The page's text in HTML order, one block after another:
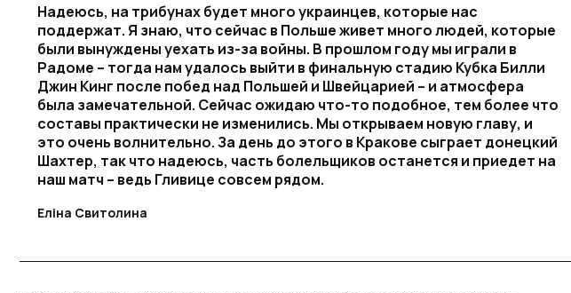
Надеюсь, на трибунах будет много украинцев, которые нас
поддержат. Я знаю, что сейчас в Польше живет много людей, которые
были вынуждены уехать из-за войны. В прошлом году мы играли в
Радоме – тогда нам удалось выйти в финальную стадию Кубка Билли
Джин Кинг после побед над Польшей и Швейцарией – и атмосфера
была замечательной. Сейчас ожидаю что-то подобное, тем более что
составы практически не изменились. Мы открываем новую главу, и
это очень волнительно. За день до этого в Кракове сыграет донецкий
Шахтер, так что надеюсь, часть болельщиков останется и приедет на
наш матч – ведь Гливице совсем рядом.
Еліна Свитолина